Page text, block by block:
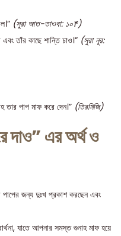
(সুরা আত-তাওবা: ১০۴)
তাঁর কাছে শান্তি চাও।” (সুরা নূর:
পাপ মাফ করে দেন।” (তিরমিজি)
দাও” এর অর্থ ও
জন্য দুঃখ প্রকাশ করছেন এবং
যাতে আপনার সমস্ত গুনাহ মাফ হয়ে